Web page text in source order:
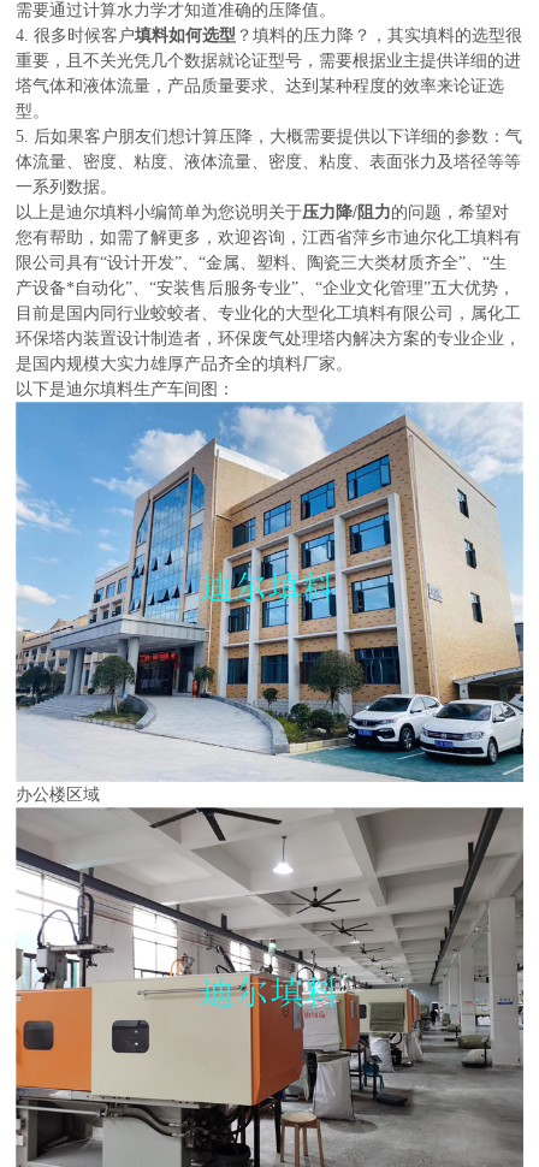
需要通过计算水力学才知道准确的压降值。
4.很多时候客户填料如何选型 ？填料的压力降？ ，其实填料的选型很
重要，且不关光凭几个数据就论证型号，需要根据业主提供详细的进
塔气体和液体流量，产品质量要求、达到某种程度的效率来论证选
型。
5. 后如果客户朋友们想计算压降，大概需要提供以下详细的参数：气
体流量、密度、粘度、液体流量、密度、粘度、表面张力及塔径等等
一系列数据。
以上是迪尔填料小编简单为您说明关于压力降/阻力的问题，希望对
您有帮助，如需了解更多，欢迎咨询，江西省萍乡市迪尔化工填料有
限公司具有“设计开发”、“金属、塑料、陶瓷三大类材质齐全”、“生
产设备*自动化”、“安装售后服务专业”、“企业文化管理”五大优势，
目前是国内同行业蛟蛟者、专业化的大型化工填料有限公司，属化工
环保塔内装置设计制造者，环保废气处理塔内解决方案的专业企业，
是国内规模大实力雄厚产品齐全的填料厂家。
以下是迪尔填料生产车间图：
办公楼区域